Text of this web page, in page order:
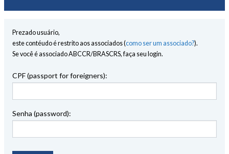
Prezado usuário,
este contéudo é restrito aos associados (como ser um associado?).
Se você é associado ABCCR/BRASCRS, faça seu login.
CPF (passport for foreigners):
Senha (password):